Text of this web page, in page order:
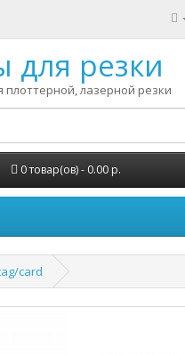
резки
лазерной резки
0 товар(ов) - 0.00 р.
card